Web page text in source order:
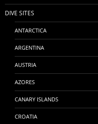
DIVE SITES
ANTARCTICA
ARGENTINA
AUSTRIA
AZORES
CANARY ISLANDS
CROATIA